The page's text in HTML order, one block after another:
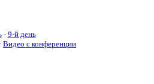
· 9-й день
· Видео с конференции